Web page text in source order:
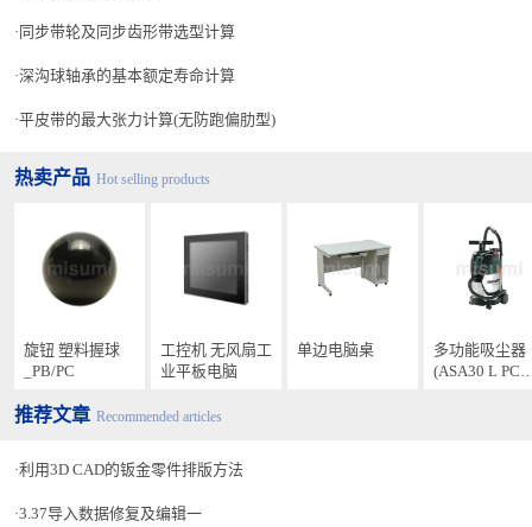
同步带轮及同步齿形带选型计算
深沟球轴承的基本额定寿命计算
平皮带的最大张力计算(无防跑偏肋型)
热卖产品 Hot selling products
旋钮 塑料握球
_PB/PC
工控机 无风扇工
业平板电脑
单边电脑桌
多功能吸尘器
(ASA30 L PC
推荐文章 Recommended articles
利用3D CAD的钣金零件排版方法
3.37导入数据修复及编辑一